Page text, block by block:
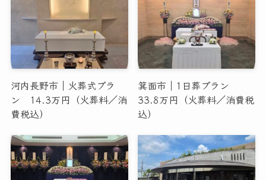
河内長野市｜火葬式プラ
ン 14.3万円（火葬料／消
費税込）
箕面市｜1日葬プラン
33.8万円（火葬料／消費税
込）